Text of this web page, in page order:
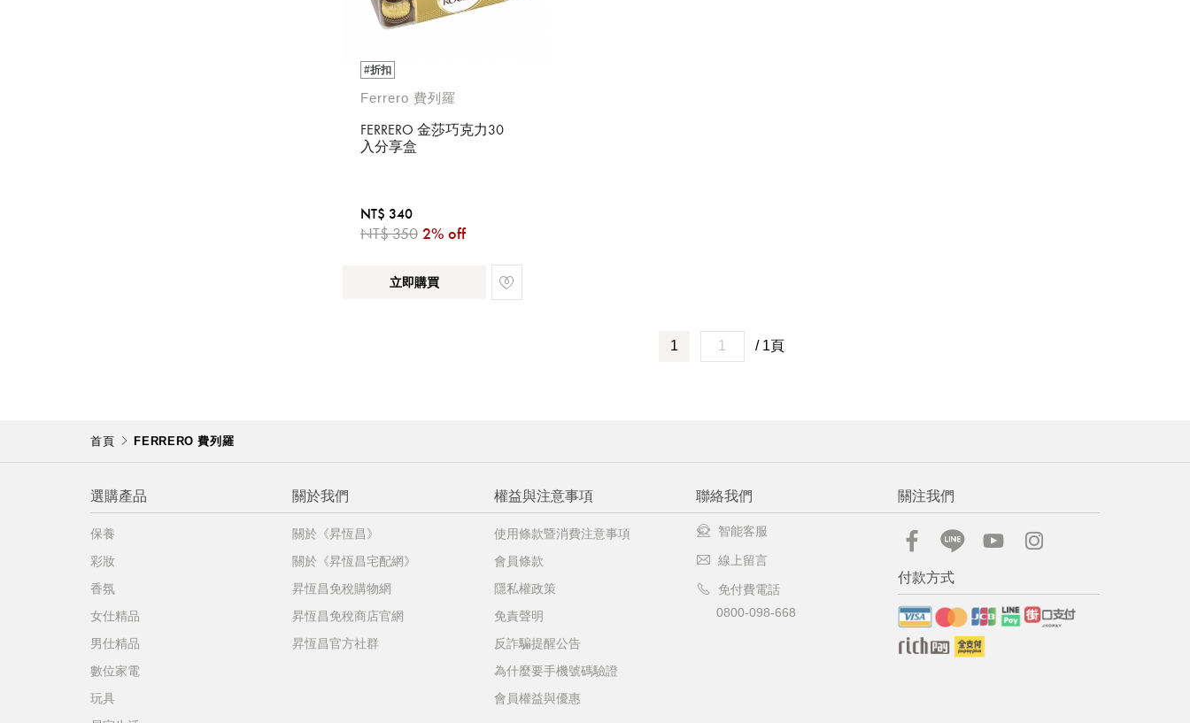
#折扣
Ferrero 費列羅
FERRERO 金莎巧克力30
入分享盒
NT$ 340
NT$ 350 2% off
立即購買
1 / 1頁
首頁 FERRERO 費列羅
選購產品
保養
彩妝
香氛
女仕精品
男仕精品
數位家電
玩具
關於我們
關於《昇恆昌》
關於《昇恆昌宅配網》
昇恆昌免稅購物網
昇恆昌免稅商店官網
昇恆昌官方社群
權益與注意事項
使用條款暨消費注意事項
會員條款
隱私權政策
免責聲明
反詐騙提醒公告
為什麼要手機號碼驗證
會員權益與優惠
聯絡我們
智能客服
線上留言
免付費電話
0800-098-668
關注我們
付款方式